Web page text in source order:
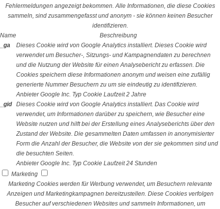
Fehlermeldungen angezeigt bekommen. Alle Informationen, die diese Cookies
sammeln, sind zusammengefasst und anonym - sie können keinen Besucher
identifizieren.
Name
Beschreibung
_ga
Dieses Cookie wird von Google Analytics installiert. Dieses Cookie wird
verwendet um Besucher-, Sitzungs- und Kampagnendaten zu berechnen
und die Nutzung der Website für einen Analysebericht zu erfassen. Die
Cookies speichern diese Informationen anonym und weisen eine zufällig
generierte Nummer Besuchern zu um sie eindeutig zu identifizieren.
Anbieter Google Inc. Typ Cookie Laufzeit 2 Jahre
_gid
Dieses Cookie wird von Google Analytics installiert. Das Cookie wird
verwendet, um Informationen darüber zu speichern, wie Besucher eine
Website nutzen und hilft bei der Erstellung eines Analyseberichts über den
Zustand der Website. Die gesammelten Daten umfassen in anonymisierter
Form die Anzahl der Besucher, die Website von der sie gekommen sind und
die besuchten Seiten.
Anbieter Google Inc. Typ Cookie Laufzeit 24 Stunden
Marketing
Marketing Cookies werden für Werbung verwendet, um Besuchern relevante
Anzeigen und Marketingkampagnen bereitzustellen. Diese Cookies verfolgen
Besucher auf verschiedenen Websites und sammeln Informationen, um